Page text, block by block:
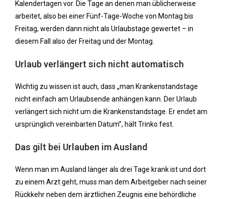
Kalendertagen vor. Die Tage an denen man üblicherweise
arbeitet, also bei einer Fünf-Tage-Woche von Montag bis
Freitag, werden dann nicht als Urlaubstage gewertet – in
diesem Fall also der Freitag und der Montag.
Urlaub verlängert sich nicht automatisch
Wichtig zu wissen ist auch, dass „man Krankenstandstage
nicht einfach am Urlaubsende anhängen kann. Der Urlaub
verlängert sich nicht um die Krankenstandstage. Er endet am
ursprünglich vereinbarten Datum”, hält Trinko fest.
Das gilt bei Urlauben im Ausland
Wenn man im Ausland länger als drei Tage krank ist und dort
zu einem Arzt geht, muss man dem Arbeitgeber nach seiner
Rückkehr neben dem ärztlichen Zeugnis eine behördliche